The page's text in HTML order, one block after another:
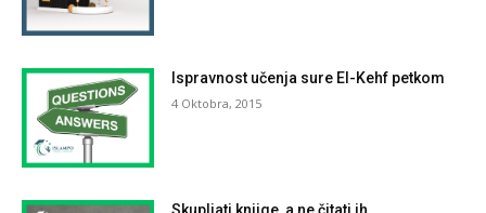
Ispravnost učenja sure El-Kehf petkom
4 Oktobra, 2015